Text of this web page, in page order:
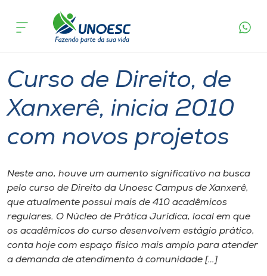
Cursos
Pesquisa
Atendimento ao Estudante
Portal de Ensino
A
Unoesc
Internacionalização
acontece
Curso de Direito, de
Xanxerê, inicia 2010
com novos projetos
Neste ano, houve um aumento significativo na busca
pelo curso de Direito da Unoesc Campus de Xanxerê,
que atualmente possui mais de 410 acadêmicos
regulares. O Núcleo de Prática Jurídica, local em que
os acadêmicos do curso desenvolvem estágio prático,
conta hoje com espaço físico mais amplo para atender
a demanda de atendimento à comunidade […]